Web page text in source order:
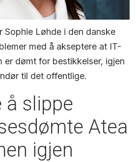
Sophie Løhde i den danske
med å akseptere at IT-
er dømt for bestikkelser, igjen
til det offentlige.
å slippe
Atea
igjen